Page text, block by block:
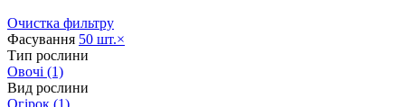
Очистка фильтру
Фасування 50 шт.×
Тип рослини
Овочі (1)
Вид рослини
Огірок (1)